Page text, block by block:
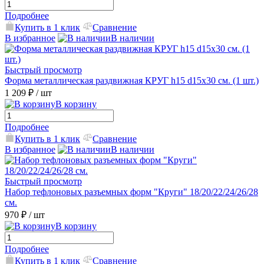
Подробнее
Купить в 1 клик
Сравнение
В избранное
В наличии
Быстрый просмотр
Форма металлическая раздвижная КРУГ h15 d15x30 см. (1 шт.)
1 209 ₽ / шт
В корзину
Подробнее
Купить в 1 клик
Сравнение
В избранное
В наличии
Быстрый просмотр
Набор тефлоновых разъемных форм "Круги" 18/20/22/24/26/28
см.
970 ₽ / шт
В корзину
Подробнее
Купить в 1 клик
Сравнение